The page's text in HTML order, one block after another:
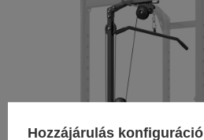
Hozzájárulás konfiguráció